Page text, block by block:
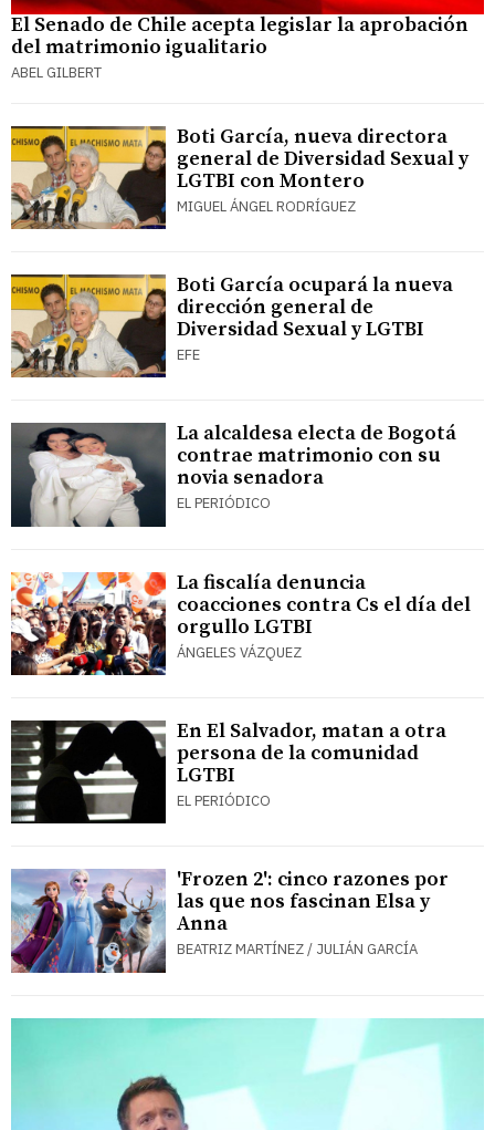
El Senado de Chile acepta legislar la aprobación
del matrimonio igualitario
ABEL GILBERT
Boti García, nueva directora
general de Diversidad Sexual y
LGTBI con Montero
MIGUEL ÁNGEL RODRÍGUEZ
Boti García ocupará la nueva
dirección general de
Diversidad Sexual y LGTBI
EFE
La alcaldesa electa de Bogotá
contrae matrimonio con su
novia senadora
EL PERIÓDICO
La fiscalía denuncia
coacciones contra Cs el día del
orgullo LGTBI
ÁNGELES VÁZQUEZ
En El Salvador, matan a otra
persona de la comunidad
LGTBI
EL PERIÓDICO
'Frozen 2': cinco razones por
las que nos fascinan Elsa y
Anna
BEATRIZ MARTÍNEZ / JULIÁN GARCÍA